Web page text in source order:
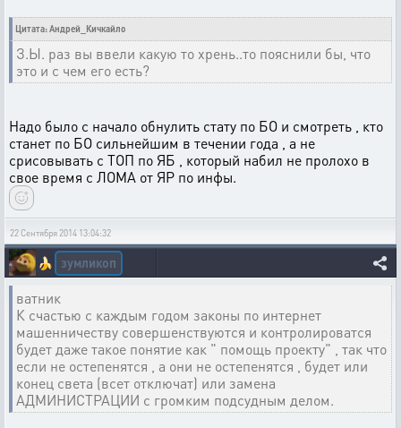
Цитата: Андрей_Кичкайло
З.Ы. раз вы ввели какую то хрень..то пояснили бы, что
это и с чем его есть?
Надо было с начало обнулить стату по БО и смотреть , кто
станет по БО сильнейшим в течении года , а не
срисовывать с ТОП по ЯБ , который набил не пролохо в
свое время с ЛОМА от ЯР по инфы.
22 Сентября 2014 13:04:32
🍌 зумликоп
ватник
К счастью с каждым годом законы по интернет
машенничеству совершенствуются и контролироватся
будет даже такое понятие как " помощь проекту" , так что
если не остепенятся , а они не остепенятся , будет или
конец света (всет отключат) или замена
АДМИНИСТРАЦИИ с громким подсудным делом.